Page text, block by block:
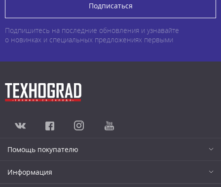
Подписаться
Подпишитесь на последние обновления и узнавайте
о новинках и специальных предложениях первыми
Помощь покупателю
Информация